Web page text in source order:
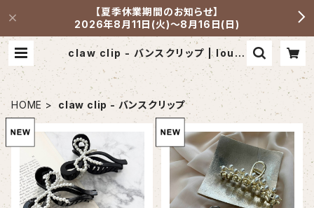
【夏季休業期間のお知らせ】
2026年8月11日(火)～8月16日(日)
claw clip - バンスクリップ | louis
1965
HOME claw clip - バンスクリップ